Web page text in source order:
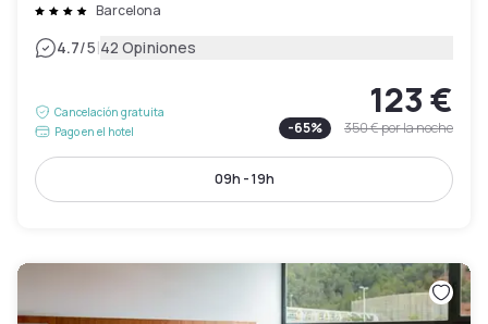
Barcelona
4.7/5|42 Opiniones
Cancelación gratuita
Pago en el hotel
123 €
-65% 350 €por la noche
09h - 19h